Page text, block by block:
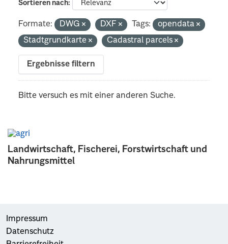
Landwirtschaft, Fischerei, Forstwirtschaft und
Nahrungsmittel
Sortieren nach
Formate: DWG DXF Tags:
opendata
Stadtgrundkarte
Cadastral parcels
Ergebnisse filtern
Bitte versuch es mit einer anderen Suche.
Impressum
Datenschutz